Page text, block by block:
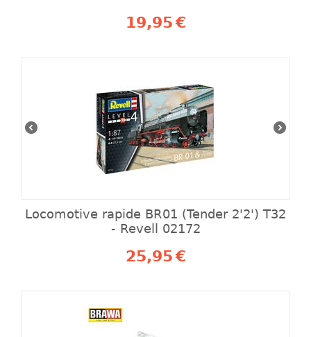
19,95€
Locomotive rapide BR01 (Tender 2'2') T32
- Revell 02172
25,95€